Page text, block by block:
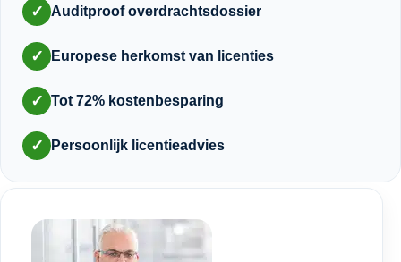
✓ Auditproof overdrachtsdossier
✓ Europese herkomst van licenties
✓ Tot 72% kostenbesparing
✓ Persoonlijk licentieadvies